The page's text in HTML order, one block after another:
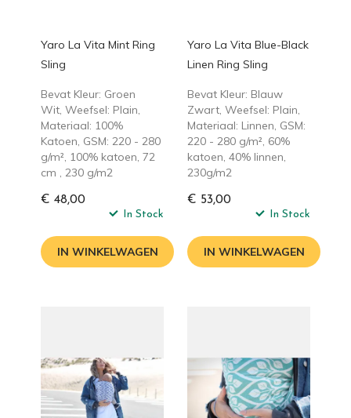
Yaro La Vita Mint Ring
Sling
Bevat Kleur: Groen
Wit, Weefsel: Plain,
Materiaal: 100%
Katoen, GSM: 220 - 280
g/m², 100% katoen, 72
cm , 230 g/m2
€ 48,00
In Stock
IN WINKELWAGEN
Yaro La Vita Blue-Black
Linen Ring Sling
Bevat Kleur: Blauw
Zwart, Weefsel: Plain,
Materiaal: Linnen, GSM:
220 - 280 g/m², 60%
katoen, 40% linnen,
230g/m2
€ 53,00
In Stock
IN WINKELWAGEN